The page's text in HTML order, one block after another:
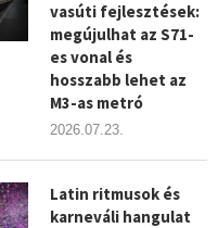
vasúti fejlesztések:
megújulhat az S71-
es vonal és
hosszabb lehet az
M3-as metró
2026.07.23.
Latin ritmusok és
karneváli hangulat